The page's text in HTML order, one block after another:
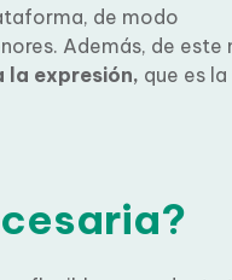
de modo
Además, de este
la expresión,que es la